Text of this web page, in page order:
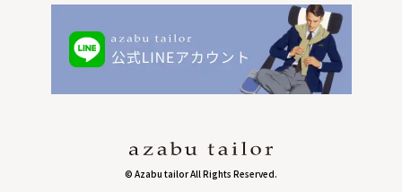
© Azabu tailor All Rights Reserved.